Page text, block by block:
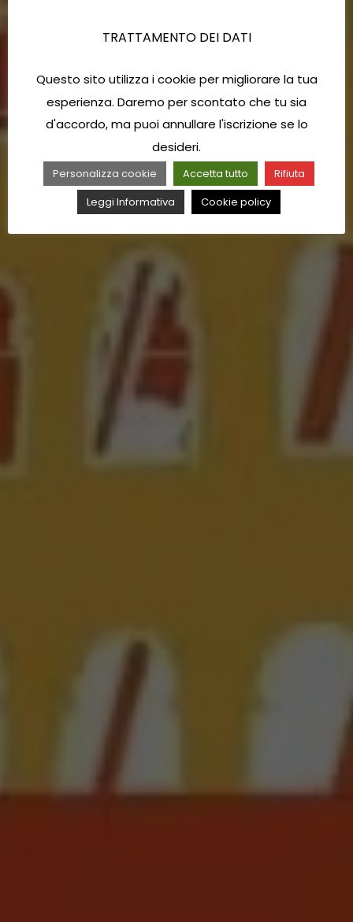
TRATTAMENTO DEI DATI
Questo sito utilizza i cookie per migliorare la tua
esperienza. Daremo per scontato che tu sia
d'accordo, ma puoi annullare l'iscrizione se lo
desideri.
Personalizza cookie Accetta tutto
Rifiuta
Leggi Informativa
Cookie policy